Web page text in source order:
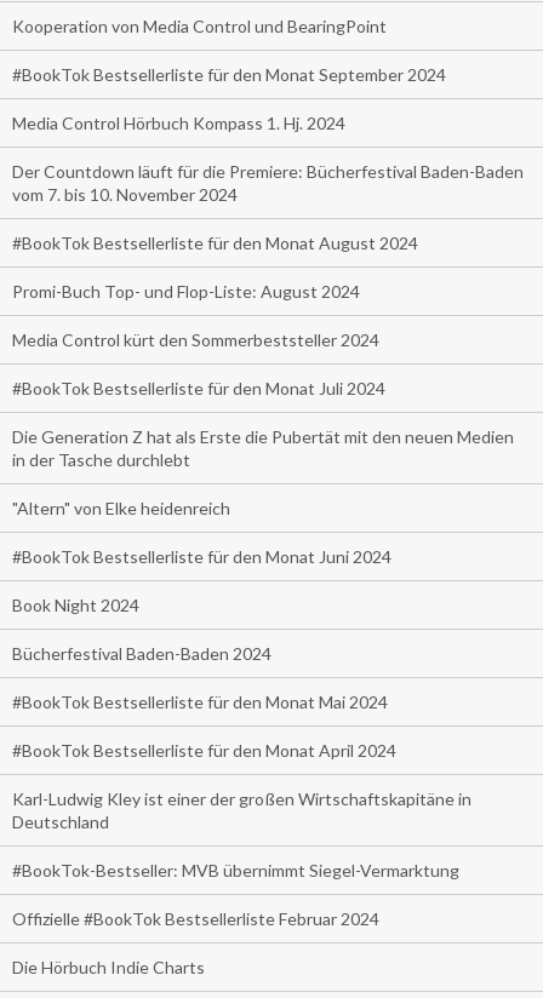
Kooperation von Media Control und BearingPoint
#BookTok Bestsellerliste für den Monat September 2024
Media Control Hörbuch Kompass 1. Hj. 2024
Der Countdown läuft für die Premiere: Bücherfestival Baden-Baden
vom 7. bis 10. November 2024
#BookTok Bestsellerliste für den Monat August 2024
Promi-Buch Top- und Flop-Liste: August 2024
Media Control kürt den Sommerbeststeller 2024
#BookTok Bestsellerliste für den Monat Juli 2024
Die Generation Z hat als Erste die Pubertät mit den neuen Medien
in der Tasche durchlebt
"Altern" von Elke heidenreich
#BookTok Bestsellerliste für den Monat Juni 2024
Book Night 2024
Bücherfestival Baden-Baden 2024
#BookTok Bestsellerliste für den Monat Mai 2024
#BookTok Bestsellerliste für den Monat April 2024
Karl-Ludwig Kley ist einer der großen Wirtschaftskapitäne in
Deutschland
#BookTok-Bestseller: MVB übernimmt Siegel-Vermarktung
Offizielle #BookTok Bestsellerliste Februar 2024
Die Hörbuch Indie Charts